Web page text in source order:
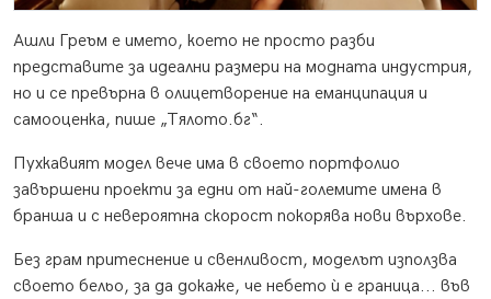
Ашли Греъм е името, което не просто разби
представите за идеални размери на модната индустрия,
но и се превърна в олицетворение на еманципация и
самооценка, пише „Тялото.бг“.
Пухкавият модел вече има в своето портфолио
завършени проекти за едни от най-големите имена в
бранша и с невероятна скорост покорява нови върхове.
Без грам притеснение и свенливост, моделът използва
своето бельо, за да докаже, че небето ѝ е граница... във